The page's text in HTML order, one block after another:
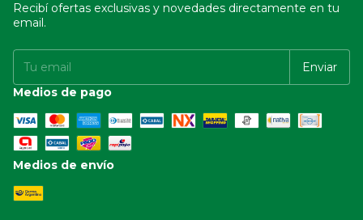
Recibí ofertas exclusivas y novedades directamente en tu
email.
Medios de pago
Medios de envío